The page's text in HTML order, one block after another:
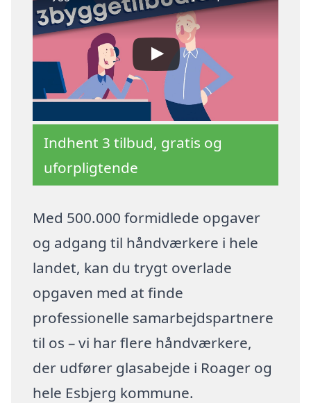
Indhent 3 tilbud, gratis og
uforpligtende
Med 500.000 formidlede opgaver
og adgang til håndværkere i hele
landet, kan du trygt overlade
opgaven med at finde
professionelle samarbejdspartnere
til os – vi har flere håndværkere,
der udfører glasabejde i Roager og
hele Esbjerg kommune.